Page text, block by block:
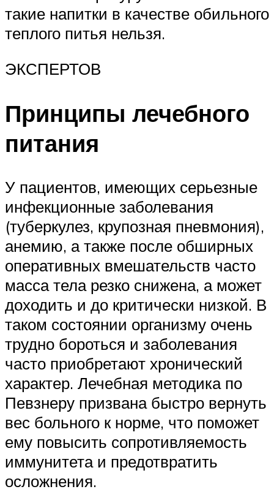
такие напитки в качестве обильного
теплого питья нельзя.
ЭКСПЕРТОВ
Принципы лечебного
питания
У пациентов, имеющих серьезные
инфекционные заболевания
(туберкулез, крупозная пневмония),
анемию, а также после обширных
оперативных вмешательств часто
масса тела резко снижена, а может
доходить и до критически низкой. В
таком состоянии организму очень
трудно бороться и заболевания
часто приобретают хронический
характер. Лечебная методика по
Певзнеру призвана быстро вернуть
вес больного к норме, что поможет
ему повысить сопротивляемость
иммунитета и предотвратить
осложнения.